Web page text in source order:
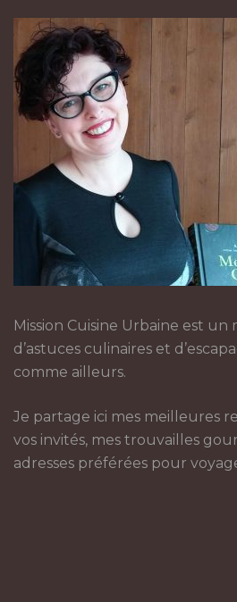
Mission Cuisine Urbaine est un
d’astuces culinaires et
comme ailleurs.
Je partage ici mes meilleures
vos invités, mes trouvailles
adresses préférées pour